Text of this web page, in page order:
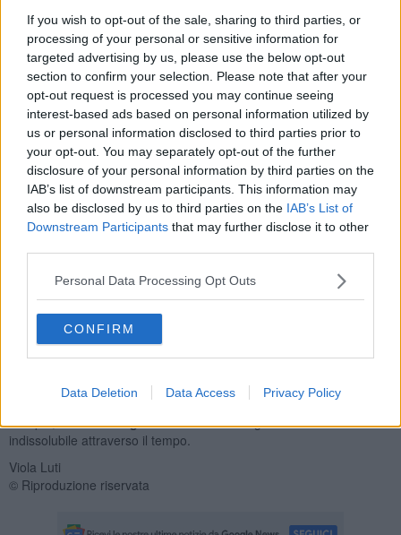
If you wish to opt-out of the sale, sharing to third parties, or
processing of your personal or sensitive information for
targeted advertising by us, please use the below opt-out
section to confirm your selection. Please note that after your
opt-out request is processed you may continue seeing
interest-based ads based on personal information utilized by
us or personal information disclosed to third parties prior to
your opt-out. You may separately opt-out of the further
disclosure of your personal information by third parties on the
IAB’s list of downstream participants. This information may
also be disclosed by us to third parties on the IAB’s List of
Downstream Participants that may further disclose it to other
Personal Data Processing Opt Outs
CONFIRM
Data Deletion Data Access Privacy Policy
Le fortificazioni delle mura, la necropoli, i ritrovamenti scoperti a
seguito degli scavi sono la dimostrazione lampante del passaggio
della civiltà antica.
legametra gli abitanti di ieri e di oggi, nonostante il passare dei
secoli, continua a essere estremamenteprofondo eben radicato
Oltre alla cultura e al patrimonio artistico, a tenerli uniti, esiste
anche unfil rougeonomastico. AVolterra , sono, infatti, in molti a
ad averenomi di origine etrusca .
, siano evidenti. Aulo, Tarquinio e Velia appartenevano,
infatti, a uomini e donne della popolazione matrice.
ritorno onomastico agli albori
se meno evidente. Camilla e Camillo, Cecilia, Mario, Antonio,
Lucrezia, Virgilia e Virgilio, Virginia e Virginio, Cassio, Attilio, Ercole,
, quella lasciata dall’antico popolo, che coinvolge,
dunque, l’identità degli abitanti odierni legandoli in modo
indissolubile attraverso il tempo.
Viola Luti
© Riproduzione riservata